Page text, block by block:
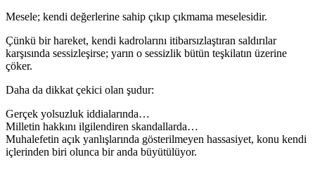
Mesele; kendi değerlerine sahip çıkıp çıkmama meselesidir.
Çünkü bir hareket, kendi kadrolarını itibarsızlaştıran saldırılar
karşısında sessizleşirse; yarın o sessizlik bütün teşkilatın üzerine
çöker.
Daha da dikkat çekici olan şudur:
Gerçek yolsuzluk iddialarında…
Milletin hakkını ilgilendiren skandallarda…
Muhalefetin açık yanlışlarında gösterilmeyen hassasiyet, konu kendi
içlerinden biri olunca bir anda büyütülüyor.